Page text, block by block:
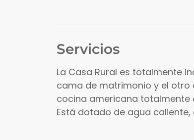
Servicios
La Casa Rural es totalmente
cama de matrimonio y el
cocina americana totalmente
Está dotado de agua